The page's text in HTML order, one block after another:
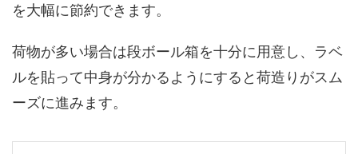
を大幅に節約できます。
荷物が多い場合は段ボール箱を十分に用意し、ラベ
ルを貼って中身が分かるようにすると荷造りがスム
ーズに進みます。